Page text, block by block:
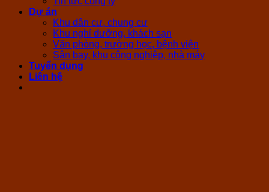
Dự án
Khu dân cư, chung cư
Khu nghỉ dưỡng, khách sạn
Văn phòng, trường học, bệnh viện
Sân bay, khu công nghiệp, nhà máy
Tuyển dụng
Liên hệ